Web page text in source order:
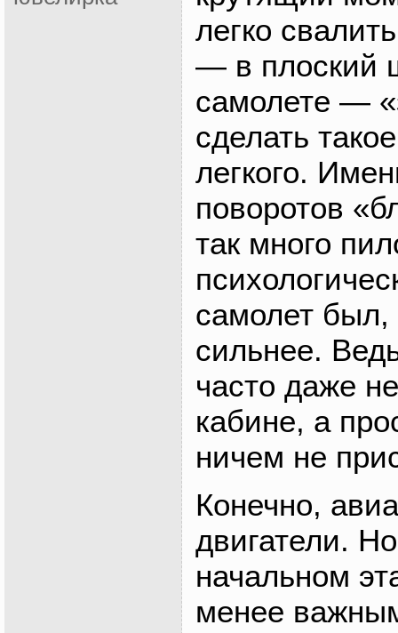
легко
— в плоский
самолете —
сделать
легкого.
поворотов
так много
самолет
сильнее.
часто даже
кабине, а
ничем не
Конечно,
двигатели.
начальном
менее